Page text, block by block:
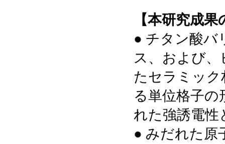
【本研究成
● チタン酸バ
ス、および
たセラミック
る単位格子
れた強誘電性
● みだれた原